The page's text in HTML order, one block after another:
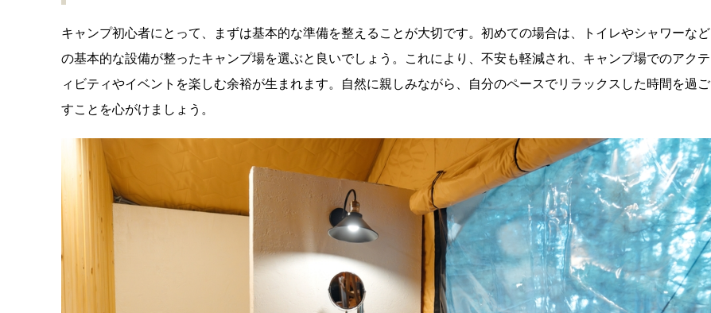
キャンプ初心者にとって、まずは基本的な準備を整えることが大切です。初めての場合は、トイレやシャワーなど
の基本的な設備が整ったキャンプ場を選ぶと良いでしょう。これにより、不安も軽減され、キャンプ場でのアクテ
ィビティやイベントを楽しむ余裕が生まれます。自然に親しみながら、自分のペースでリラックスした時間を過ご
すことを心がけましょう。